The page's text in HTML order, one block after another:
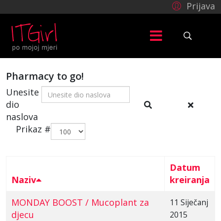
Prijava
Pharmacy to go!
Unesite
dio
naslova
Prikaz #
Naziv
Datum
kreiranja
MONDAY BOOST / Mucoplant za
djecu
11 Siječanj
2015